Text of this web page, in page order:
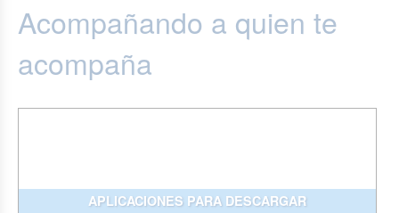
Acompañando a quien te
acompaña
APLICACIONES PARA DESCARGAR